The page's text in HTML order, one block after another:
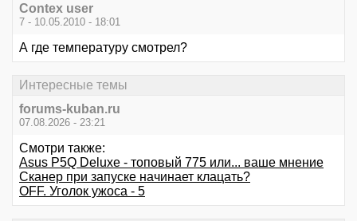
Contex user
7 - 10.05.2010 - 18:01
А где температуру смотрел?
Интересные темы
forums-kuban.ru
07.08.2026 - 23:21
Смотри также:
Asus P5Q Deluxe - топовый 775 или... ваше мнение
Сканер при запуске начинает клацать?
OFF. Уголок ужоса - 5